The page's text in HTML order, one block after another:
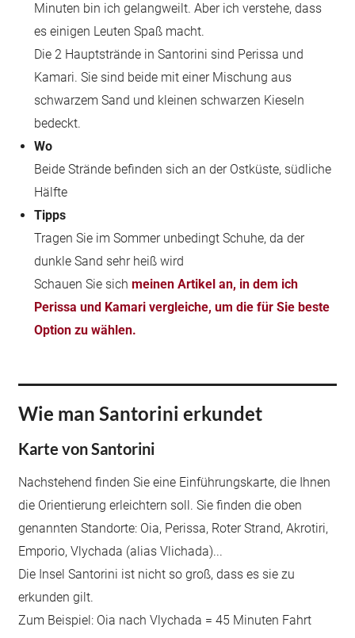
Minuten bin ich gelangweilt. Aber ich verstehe, dass
es einigen Leuten Spaß macht.
Die 2 Hauptstrände in Santorini sind Perissa und
Kamari. Sie sind beide mit einer Mischung aus
schwarzem Sand und kleinen schwarzen Kieseln
bedeckt.
Wo
Beide Strände befinden sich an der Ostküste, südliche
Hälfte
Tipps
Tragen Sie im Sommer unbedingt Schuhe, da der
dunkle Sand sehr heiß wird
Schauen Sie sichmeinen Artikel an, in dem ich
Perissa und Kamari vergleiche, um die für Sie beste
Option zu wählen.
Wie man Santorini erkundet
Karte von Santorini
Nachstehend finden Sie eine Einführungskarte, die Ihnen
die Orientierung erleichtern soll. Sie finden die oben
genannten Standorte: Oia, Perissa, Roter Strand, Akrotiri,
Emporio, Vlychada (alias Vlichada)...
Die Insel Santorini ist nicht so groß, dass es sie zu
erkunden gilt.
Zum Beispiel: Oia nach Vlychada = 45 Minuten Fahrt